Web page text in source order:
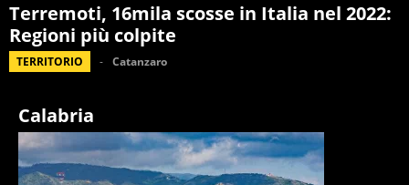
Terremoti, 16mila scosse in Italia nel 2022:
Regioni più colpite
TERRITORIO Catanzaro
Calabria